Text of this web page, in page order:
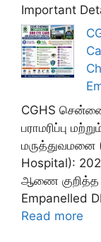
Important
CGHS
பராமரிப்பு
மருத்துவமனை
Hospital):
ஆணை குறித்த
Empanelled
Read more